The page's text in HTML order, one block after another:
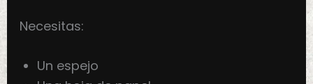
Necesitas:
Un espejo